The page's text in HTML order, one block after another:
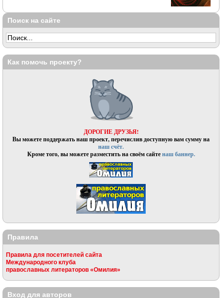
Поиск на сайте
Как помочь проекту?
ДОРОГИЕ ДРУЗЬЯ!
Вы можете поддержать наш проект, перечислив доступную вам сумму на
наш счёт.
Кроме того, вы можете разместить на своём сайтенаш баннер.
Правила
Правила для посетителей сайта
Международного клуба
православных литераторов «Омилия»
Вход для авторов